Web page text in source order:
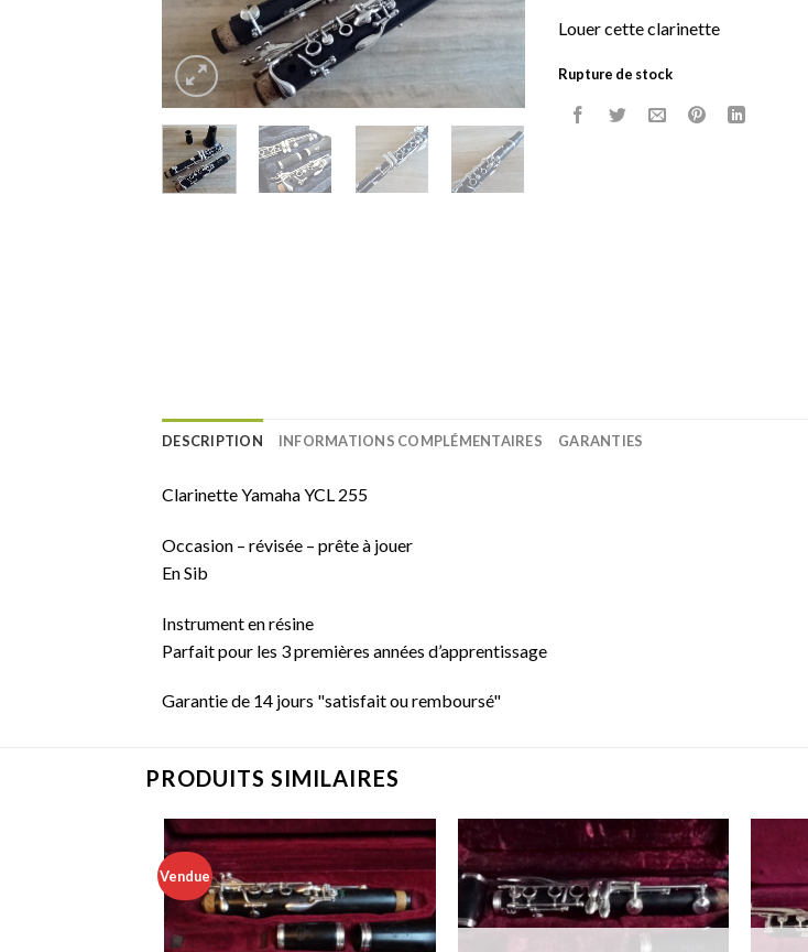
Louer cette clarinette
Rupture de stock
DESCRIPTION INFORMATIONS COMPLÉMENTAIRES GARANTIES
Clarinette Yamaha YCL 255
Occasion – révisée – prête à jouer
En Sib
Instrument en résine
Parfait pour les 3 premières années d’apprentissage
Garantie de 14 jours "satisfait ou remboursé"
PRODUITS SIMILAIRES
Vendue
Add to
wishlist
Add to
wishlist